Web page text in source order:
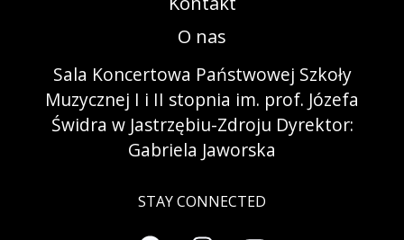
O nas
Sala Koncertowa Państwowej Szkoły
Muzycznej I i II stopnia im. prof. Józefa
Świdra w Jastrzębiu-Zdroju Dyrektor:
Gabriela Jaworska
STAY CONNECTED